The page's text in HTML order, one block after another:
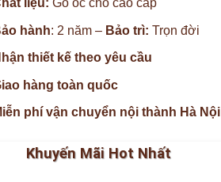
liệu: Gỗ óc chó cao cấp
hành: 2 năm – Bảo trì: Trọn đời
thiết kế theo yêu cầu
hàng toàn quốc
phí vận chuyển nội thành Hà Nội
Khuyến Mãi Hot Nhất